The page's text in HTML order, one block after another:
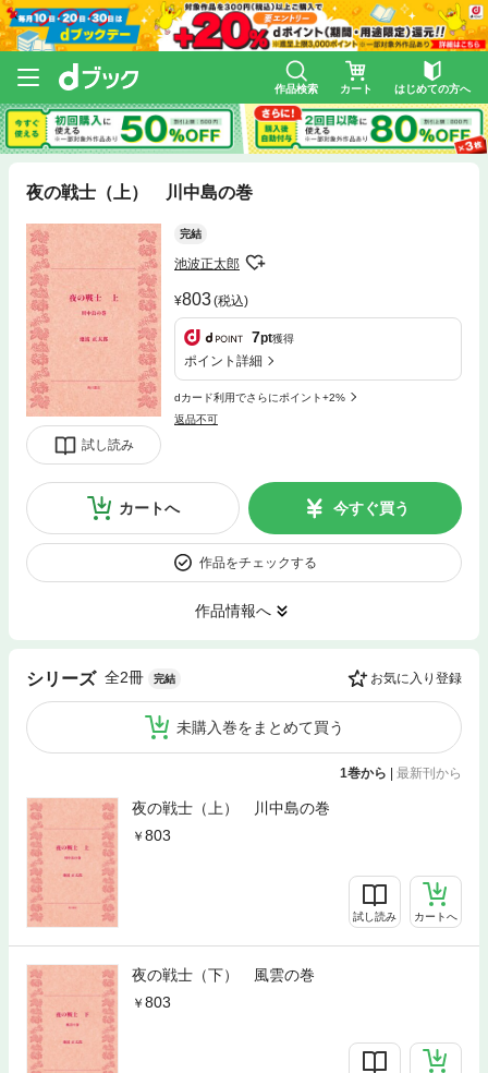
作品検索 カート はじめての方へ
夜の戦士（上） 川中島の巻
試し読み
完結
池波正太郎
803(税込)
7pt獲得
ポイント詳細
dカード利用でさらにポイント+2%
返品不可
カートへ 今すぐ買う
作品をチェックする
作品情報へ
シリーズ 全2冊 完結 お気に入り登録
未購入巻をまとめて買う
1巻から | 最新刊から
夜の戦士（上） 川中島の巻
803
試し読み カートへ
夜の戦士（下） 風雲の巻
803